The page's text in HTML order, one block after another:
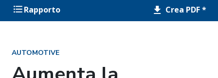
Rapporto Crea PDF *
AUTOMOTIVE